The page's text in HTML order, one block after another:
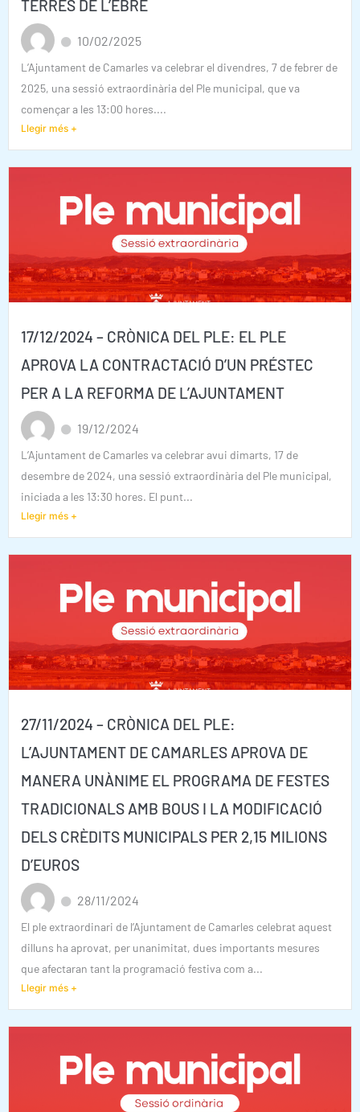
TERRES DE L’EBRE
10/02/2025
L’Ajuntament de Camarles va celebrar el divendres, 7 de febrer de
2025, una sessió extraordinària del Ple municipal, que va
començar a les 13:00 hores....
Llegir més +
17/12/2024 – CRÒNICA DEL PLE: EL PLE
APROVA LA CONTRACTACIÓ D’UN PRÉSTEC
PER A LA REFORMA DE L’AJUNTAMENT
19/12/2024
L’Ajuntament de Camarles va celebrar avui dimarts, 17 de
desembre de 2024, una sessió extraordinària del Ple municipal,
iniciada a les 13:30 hores. El punt...
Llegir més +
27/11/2024 – CRÒNICA DEL PLE:
L’AJUNTAMENT DE CAMARLES APROVA DE
MANERA UNÀNIME EL PROGRAMA DE FESTES
TRADICIONALS AMB BOUS I LA MODIFICACIÓ
DELS CRÈDITS MUNICIPALS PER 2,15 MILIONS
D’EUROS
28/11/2024
El ple extraordinari de l’Ajuntament de Camarles celebrat aquest
dilluns ha aprovat, per unanimitat, dues importants mesures
que afectaran tant la programació festiva com a...
Llegir més +